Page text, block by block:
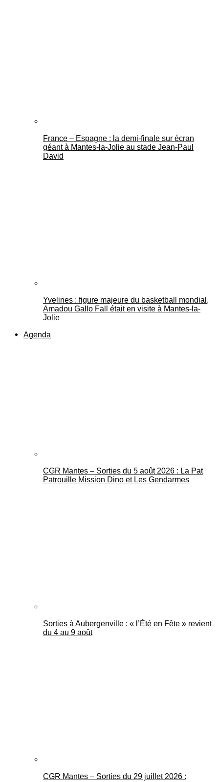
France – Espagne : la demi-finale sur écran
géant à Mantes-la-Jolie au stade Jean-Paul
David
Yvelines : figure majeure du basketball mondial,
Amadou Gallo Fall était en visite à Mantes-la-
Jolie
Agenda
CGR Mantes – Sorties du 5 août 2026 : La Pat
Patrouille Mission Dino et Les Gendarmes
Sorties à Aubergenville : « l’Été en Fête » revient
du 4 au 9 août
CGR Mantes – Sorties du 29 juillet 2026 :